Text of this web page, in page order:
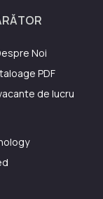
Noi
PDF
de lucru